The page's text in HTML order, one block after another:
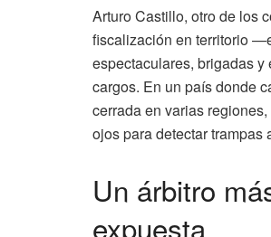
Arturo Castillo, otro de los
fiscalización en territorio
espectaculares, brigadas
cargos. En un país donde
cerrada en varias
ojos para detectar trampas
Un árbitro
expuesta